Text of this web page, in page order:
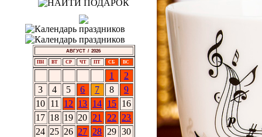
АВГУСТ / 2026
ПН ВТ СР ЧТ ПТ СБ ВС
1
2
3
4 5 6 7 8
9
10 11 12 13 14 15 16
17 18 19 20 21 22
23
24 25 26 27 28 29 30